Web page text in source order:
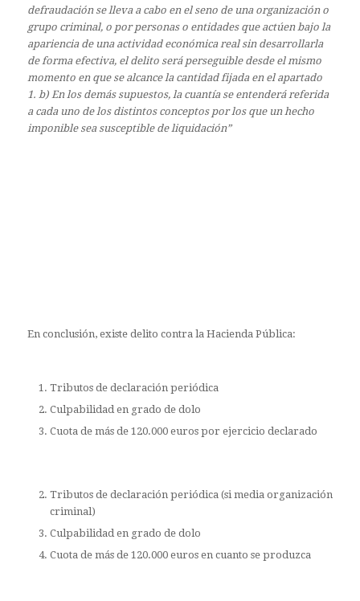
defraudación se lleva a cabo en el seno de una organización o
grupo criminal, o por personas o entidades que actúen bajo la
apariencia de una actividad económica real sin desarrollarla
de forma efectiva, el delito será perseguible desde el mismo
momento en que se alcance la cantidad fijada en el apartado
1. b) En los demás supuestos, la cuantía se entenderá referida
a cada uno de los distintos conceptos por los que un hecho
imponible sea susceptible de liquidación”
En conclusión, existe delito contra la Hacienda Pública:
Tributos de declaración periódica
Culpabilidad en grado de dolo
Cuota de más de 120.000 euros por ejercicio declarado
Tributos de declaración periódica (si media organización
criminal)
Culpabilidad en grado de dolo
Cuota de más de 120.000 euros en cuanto se produzca